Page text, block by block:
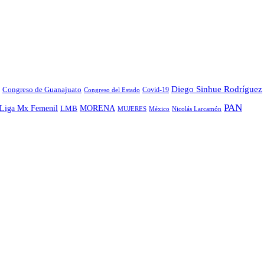
Congreso de Guanajuato Congreso del Estado Covid-19 Diego Sinhue Rodríguez
Liga Mx Femenil LMB MORENA MUJERES México Nicolás Larcamón PAN